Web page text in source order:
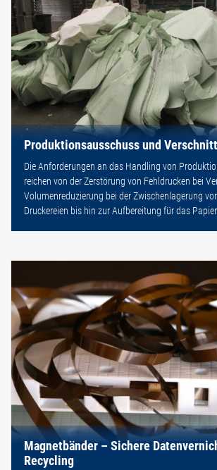
Produktionsausschuss und Verschnitt
Die Anforderungen an das Handling von
reichen von der Zerstörung von Fehldrucken bei
Volumenreduzierung bei der Zwischenlagerung
Druckereien bis hin zur Aufbereitung für das
Magnetbänder – Sichere
Recycling